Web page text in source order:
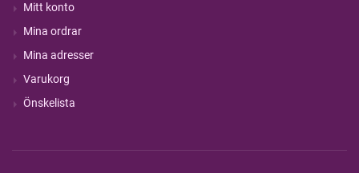
Mitt konto
Mina ordrar
Mina adresser
Varukorg
Önskelista